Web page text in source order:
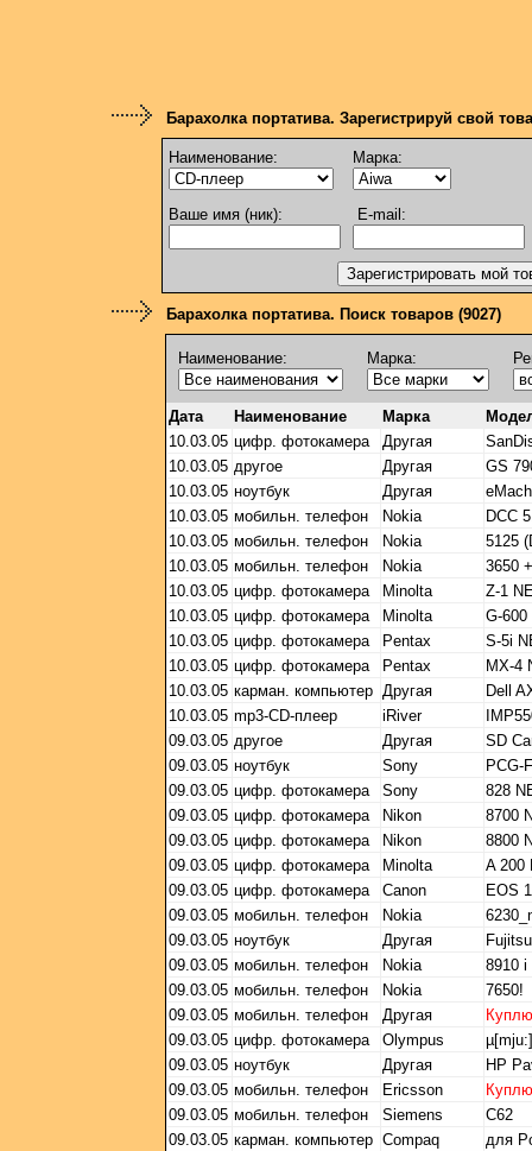
Барахолка портатива. Зарегистрируй свой
Наименование: Марка:
Ваше имя (ник): E-mail:
Барахолка портатива. Поиск товаров (9027)
Наименование: Марка:
Дата Наименование Марка
10.03.05 цифр. фотокамера Другая
10.03.05 другое Другая
GS
10.03.05 ноутбук Другая
10.03.05 мобильн. телефон Nokia
DCC
10.03.05 мобильн. телефон Nokia
5125
10.03.05 мобильн. телефон Nokia
3650
10.03.05 цифр. фотокамера Minolta
Z-1
10.03.05 цифр. фотокамера Minolta
G-600
10.03.05 цифр. фотокамера Pentax
S-5i
10.03.05 цифр. фотокамера Pentax
MX-4
10.03.05 карман. компьютер Другая
Dell
10.03.05 mp3-CD-плеер iRiver
09.03.05 другое Другая
SD
09.03.05 ноутбук Sony
PCG-
09.03.05 цифр. фотокамера Sony
828
09.03.05 цифр. фотокамера Nikon
8700
09.03.05 цифр. фотокамера Nikon
8800
09.03.05 цифр. фотокамера Minolta
A 200
09.03.05 цифр. фотокамера Canon
EOS
09.03.05 мобильн. телефон Nokia
09.03.05 ноутбук Другая
09.03.05 мобильн. телефон Nokia
8910 i
09.03.05 мобильн. телефон Nokia
7650!
09.03.05 мобильн. телефон Другая
Куплю
09.03.05 цифр. фотокамера Olympus
09.03.05 ноутбук Другая
HP
09.03.05 мобильн. телефон Ericsson
Куплю
09.03.05 мобильн. телефон Siemens
C62
09.03.05 карман. компьютер Compaq
для